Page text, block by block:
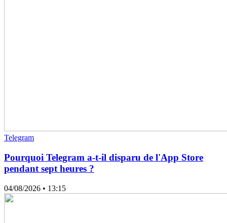
Telegram
Pourquoi Telegram a-t-il disparu de l'App Store
pendant sept heures ?
04/08/2026 • 13:15